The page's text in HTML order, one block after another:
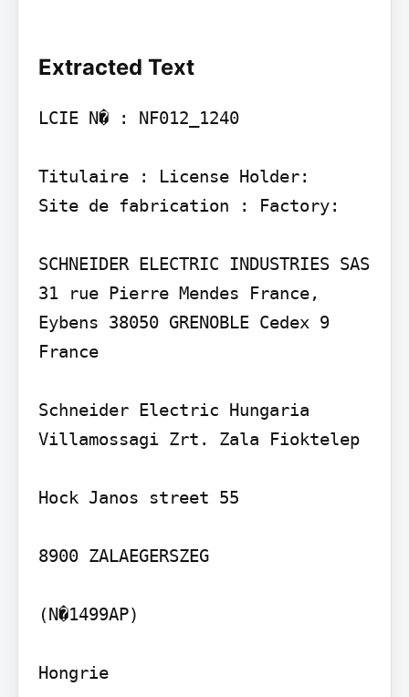
Extracted Text
LCIE N� : NF012_1240
Titulaire : License Holder:
Site de fabrication : Factory:
SCHNEIDER ELECTRIC INDUSTRIES SAS
31 rue Pierre Mendes France,
Eybens 38050 GRENOBLE Cedex 9
France
Schneider Electric Hungaria
Villamossagi Zrt. Zala Fioktelep
Hock Janos street 55
8900 ZALAEGERSZEG
(N�1499AP)
Hongrie